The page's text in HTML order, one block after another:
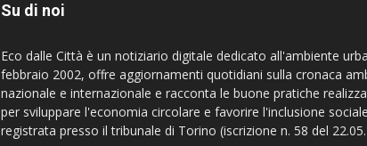
Su di noi
Eco dalle Città è un notiziario digitale dedicato all'ambiente
febbraio 2002, offre aggiornamenti quotidiani sulla cronaca
nazionale e internazionale e racconta le buone pratiche
per sviluppare l'economia circolare e favorire l'inclusione
registrata presso il tribunale di Torino (iscrizione n. 58 del